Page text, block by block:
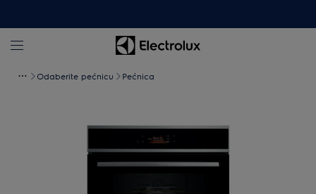
Odaberite pećnicu Pećnica